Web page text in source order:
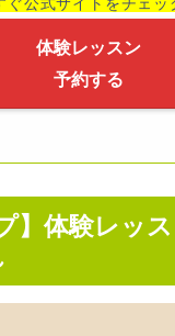
体験レッスン
予約する
】体験レッ